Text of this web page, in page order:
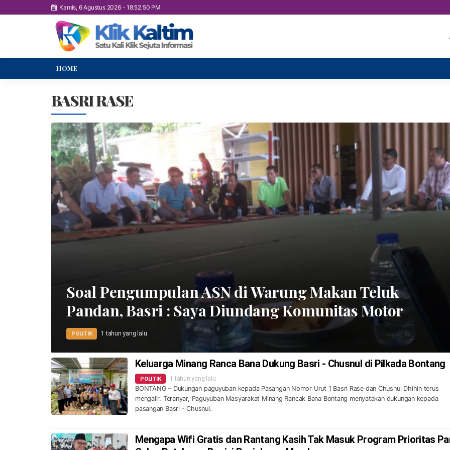
Kamis, 6 Agustus 2026-18:52:51 PM
HOME
BASRI RASE
Soal Pengumpulan ASN di Warung Makan Teluk
Pandan, Basri : Saya Diundang Komunitas Motor
POLITIK 1 tahun yang lalu
Keluarga Minang Ranca Bana Dukung Basri - Chusnul di Pilkada Bontang
POLITIK 1 tahun yang lalu
BONTANG – Dukungan paguyuban kepada Pasangan Nomor Urut 1 Basri Rase dan Chusnul Dhihin terus
mengalir. Teranyar, Paguyuban Masyarakat Minang Rancak Bana Bontang menyatakan dukungan kepada
pasangan Basri - Chusnul.
Mengapa Wifi Gratis dan Rantang Kasih Tak Masuk Program Prioritas